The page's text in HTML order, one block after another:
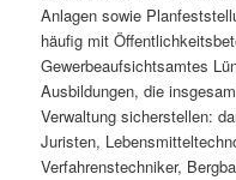
Anlagen sowie
häufig mit
Gewerbeaufsichtsamtes
Ausbildungen, die
Verwaltung sicherstellen:
Juristen,
Verfahrenstechniker,